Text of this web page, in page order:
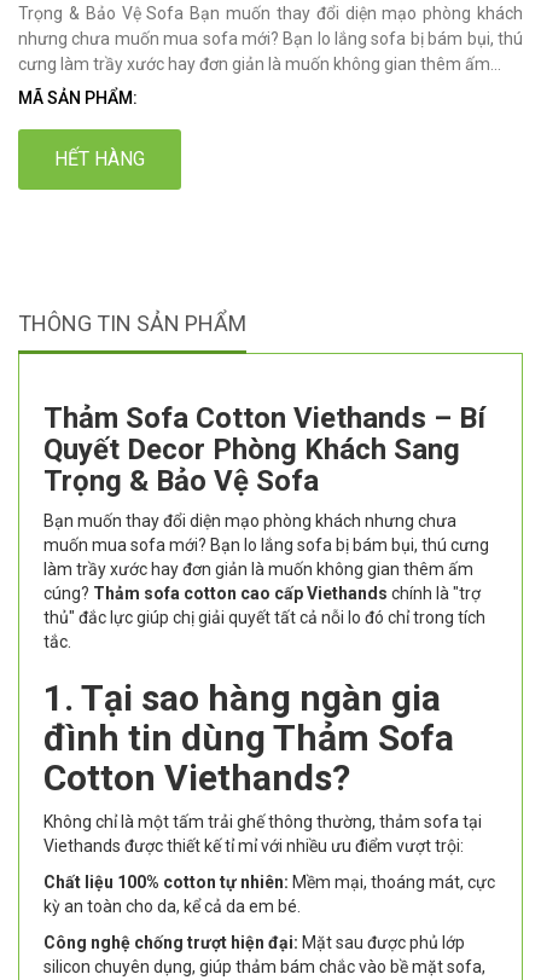
Trọng & Bảo Vệ Sofa Bạn muốn thay đổi diện mạo phòng khách
nhưng chưa muốn mua sofa mới? Bạn lo lắng sofa bị bám bụi, thú
cưng làm trầy xước hay đơn giản là muốn không gian thêm ấm...
MÃ SẢN PHẨM:
HẾT HÀNG
THÔNG TIN SẢN PHẨM
Thảm Sofa Cotton Viethands – Bí
Quyết Decor Phòng Khách Sang
Trọng & Bảo Vệ Sofa
Bạn muốn thay đổi diện mạo phòng khách nhưng chưa
muốn mua sofa mới? Bạn lo lắng sofa bị bám bụi, thú cưng
làm trầy xước hay đơn giản là muốn không gian thêm ấm
cúng? Thảm sofa cotton cao cấp Viethands chính là "trợ
thủ" đắc lực giúp chị giải quyết tất cả nỗi lo đó chỉ trong tích
tắc.
1. Tại sao hàng ngàn gia
đình tin dùng Thảm Sofa
Cotton Viethands?
Không chỉ là một tấm trải ghế thông thường, thảm sofa tại
Viethands được thiết kế tỉ mỉ với nhiều ưu điểm vượt trội:
Chất liệu 100% cotton tự nhiên: Mềm mại, thoáng mát, cực
kỳ an toàn cho da, kể cả da em bé.
Công nghệ chống trượt hiện đại: Mặt sau được phủ lớp
silicon chuyên dụng, giúp thảm bám chắc vào bề mặt sofa,